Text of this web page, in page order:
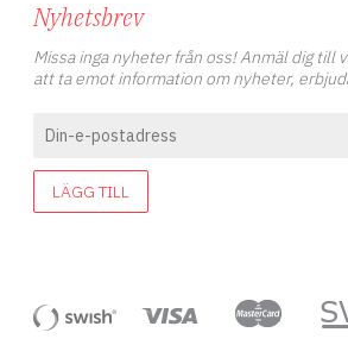
Nyhetsbrev
Missa inga nyheter från oss! Anmäl dig till
att ta emot information om nyheter,
LÄGG TILL